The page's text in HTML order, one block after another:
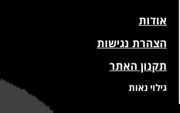
אודות
הצהרת נגישות
תקנון האתר
גילוי נאות